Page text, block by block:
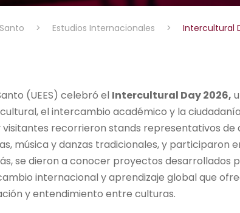
> Estudios Internacionales > Intercultural
(UEES) celebró el Intercultural Day 2026,
el intercambio académico y la
recorrieron stands representativos de
música y danzas tradicionales, y participaron
se dieron a conocer proyectos desarrollados
internacional y aprendizaje global que
y entendimiento entre culturas.